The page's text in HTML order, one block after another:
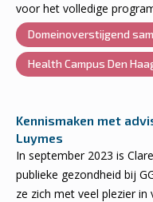
voor het volledige
Domeinoverstijgend
Health Campus Den
Kennismaken met
Luymes
In september 2023 is
publieke gezondheid bij
ze zich met veel plezier